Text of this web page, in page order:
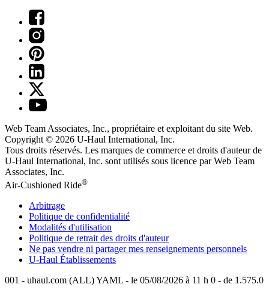
Web Team Associates, Inc., propriétaire et exploitant du site Web.
Copyright © 2026 U-Haul International, Inc.
Tous droits réservés. Les marques de commerce et droits d'auteur de
U-Haul International, Inc. sont utilisés sous licence par Web Team
Associates, Inc.
Air-Cushioned Ride®
Arbitrage
Politique de confidentialité
Modalités d'utilisation
Politique de retrait des droits d'auteur
Ne pas vendre ni partager mes renseignements personnels
U-Haul Établissements
001 - uhaul.com (ALL) YAML - le 05/08/2026 à 11 h 0 - de 1.575.0